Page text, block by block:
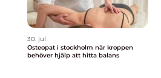
30. jul
Osteopat i stockholm när kroppen
behöver hjälp att hitta balans